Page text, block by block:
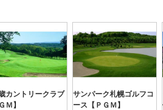
カントリークラブ
Ｍ】
サンパーク札幌ゴルフコ
ース【ＰＧＭ】